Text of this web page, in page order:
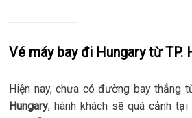
Vé máy bay đi Hungary từ TP.
Hiện nay, chưa có đường bay thẳng
Hungary, hành khách sẽ quá cảnh